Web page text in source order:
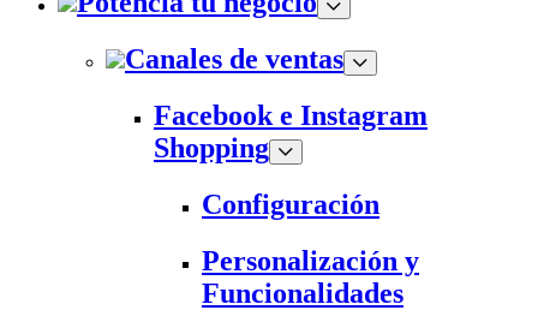
Canales de ventas
Facebook e Instagram
Shopping
Configuración
Personalización y
Funcionalidades